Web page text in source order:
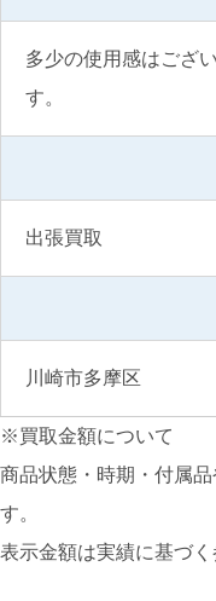
多少の使用感はござ
す。
出張買取
川崎市多摩区
※買取金額について
商品状態・時期・付属
す。
表示金額は実績に基づく